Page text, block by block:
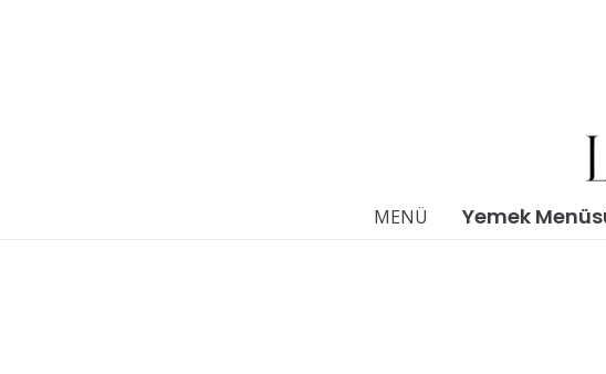
MENÜ Yemek